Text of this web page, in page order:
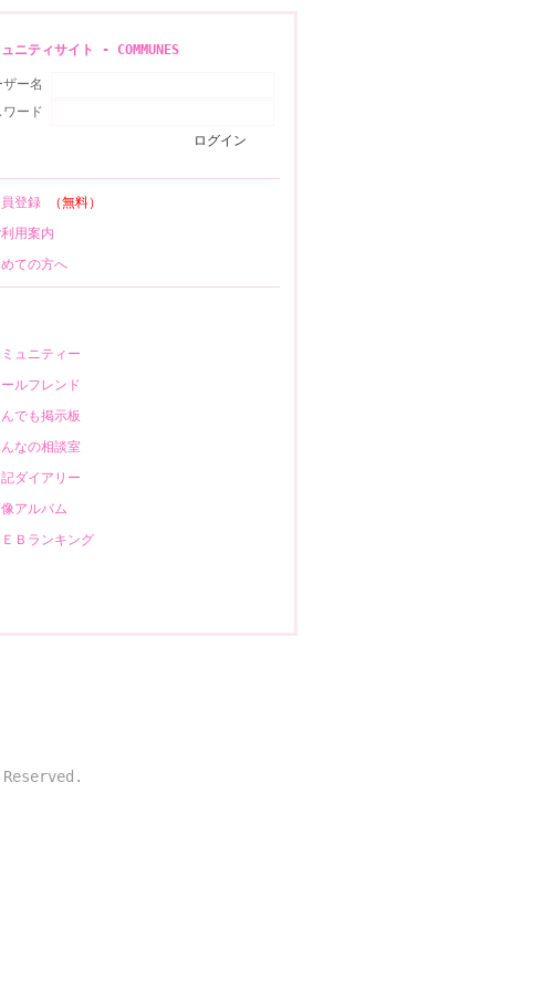
ニティサイト - COMMUNES
ー名
ワード
登録
（無料）
用案内
ての方へ
ミュニティー
ールフレンド
でも掲示板
なの相談室
記ダイアリー
アルバム
Ｂランキング